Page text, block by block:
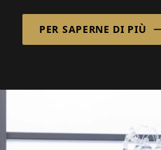
pubblico...
PER SAPERNE DI PIÙ